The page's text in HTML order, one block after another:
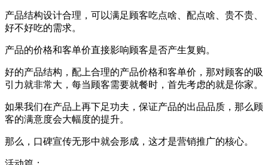
产品结构设计合理，可以满足顾客吃点啥、配点啥、贵不贵、
好不好吃的需求。
产品的价格和客单价直接影响顾客是否产生复购。
好的产品结构，配上合理的产品价格和客单价，那对顾客的吸
引力就非常大，每当顾客需要就餐时，首先考虑的就是你家。
如果我们在产品上再下足功夫，保证产品的出品品质，那么顾
客的满意度会大幅度的提升。
那么，口碑宣传无形中就会形成，这才是营销推广的核心。